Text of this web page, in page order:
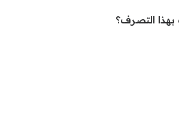
التصرف؟